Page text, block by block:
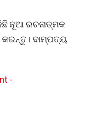
ନୂଆ ରଚନାତ୍ମକ
କରନ୍ତୁ। ଦାମ୍ପତ୍ୟ